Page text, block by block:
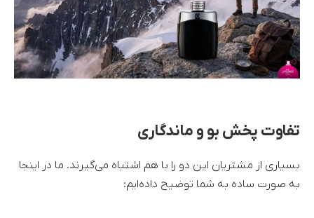
تفاوت پخش بو و ماندگاری
بسیاری از مشتریان این دو را با هم اشتباه می‌گیرند. ما در اینجا
به صورت ساده به شما توضیح داده‌ایم: